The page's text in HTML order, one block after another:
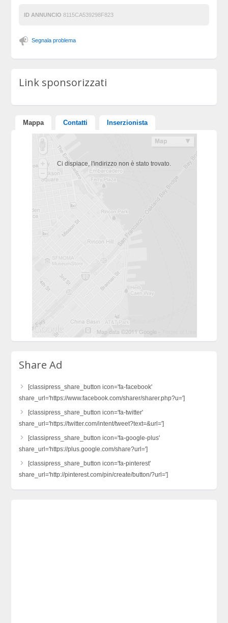
ID ANNUNCIO 8115CA539298F823
Segnala problema
Link sponsorizzati
Mappa Contatti Inserzionista
Ci dispiace, l'indirizzo non è stato trovato.
Share Ad
[classipress_share_button icon='fa-facebook'
share_url='https://www.facebook.com/sharer/sharer.php?u=']
[classipress_share_button icon='fa-twitter'
share_url='https://twitter.com/intent/tweet?text=&url=']
[classipress_share_button icon='fa-google-plus'
share_url='https://plus.google.com/share?url=']
[classipress_share_button icon='fa-pinterest'
share_url='http://pinterest.com/pin/create/button/?url=']